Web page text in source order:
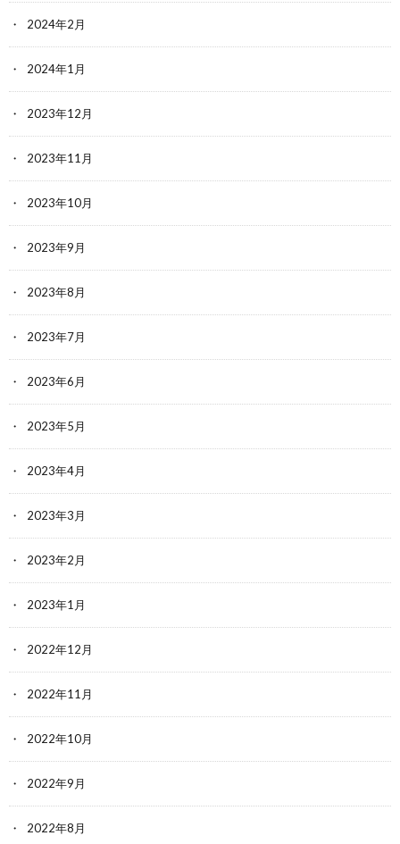
2024年2月
2024年1月
2023年12月
2023年11月
2023年10月
2023年9月
2023年8月
2023年7月
2023年6月
2023年5月
2023年4月
2023年3月
2023年2月
2023年1月
2022年12月
2022年11月
2022年10月
2022年9月
2022年8月